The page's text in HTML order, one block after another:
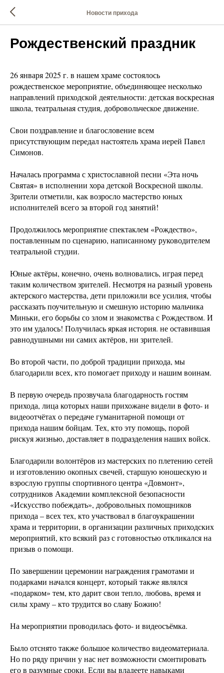
Новости прихода
Рождественский праздник
26 января 2025 г. в нашем храме состоялось
рождественское мероприятие, объединяющее несколько
направлений приходской деятельности: детская воскресная
школа, театральная студия, добровольческое движение.
Свои поздравление и благословение всем
присутствующим передал настоятель храма иерей Павел
Симонов.
Началась программа с христославной песни «Эта ночь
Святая» в исполнении хора детской Воскресной школы.
Зрители отметили, как возросло мастерство юных
исполнителей всего за второй год занятий!
Продолжилось мероприятие спектаклем «Рождество»,
поставленным по сценарию, написанному руководителем
театральной студии.
Юные актёры, конечно, очень волновались, играя перед
таким количеством зрителей. Несмотря на разный уровень
актерского мастерства, дети приложили все усилия, чтобы
рассказать поучительную и смешную историю мальчика
Миньки, его борьбы со злом и знакомства с Рождеством. И
это им удалось! Получилась яркая история. не оставившая
равнодушными ни самих актёров, ни зрителей.
Во второй части, по доброй традиции прихода, мы
благодарили всех, кто помогает приходу и нашим воинам.
В первую очередь прозвучала благодарность гостям
прихода, лица которых наши прихожане видели в фото- и
видеоотчётах о передаче гуманитарной помощи от
прихода нашим бойцам. Тех, кто эту помощь, порой
рискуя жизнью, доставляет в подразделения наших войск.
Благодарили волонтёров из мастерских по плетению сетей
и изготовлению окопных свечей, старшую юношескую и
взрослую группы спортивного центра «Довмонт»,
сотрудников Академии комплексной безопасности
«Искусство побеждать», добровольных помощников
прихода – всех тех, кто участвовал в благоукрашении
храма и территории, в организации различных приходских
мероприятий, кто всякий раз с готовностью откликался на
призыв о помощи.
По завершении церемонии награждения грамотами и
подарками начался концерт, который также являлся
«подарком» тем, кто дарит свои тепло, любовь, время и
силы храму – кто трудится во славу Божию!
На мероприятии проводилась фото- и видеосъёмка.
Было отснято также большое количество видеоматериала.
Но по ряду причин у нас нет возможности смонтировать
его в разумные сроки. Если вы владеете навыками